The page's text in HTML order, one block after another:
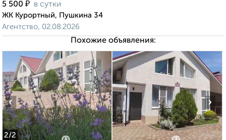
5 500 ₽ в сутки
ЖК Курортный, Пушкина 34
Агентство, 02.08.2026
Похожие объявления:
2/2
‹ ›